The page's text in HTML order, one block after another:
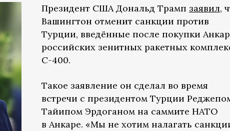
Президент США Дональд Трамп заявил,
Вашингтон отменит санкции против
Турции, введённые после покупки
российских зенитных ракетных
С-400.
Такое заявление он сделал во время
встречи с президентом Турции
Тайипом Эрдоганом на саммите НАТО
в Анкаре. «Мы не хотим налагать